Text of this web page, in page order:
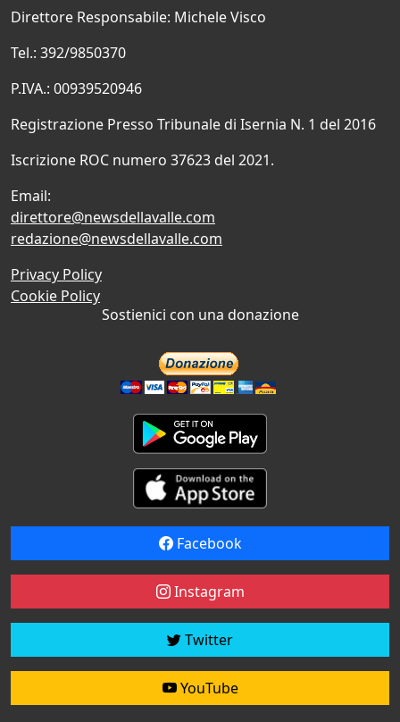
Direttore Responsabile: Michele Visco
Tel.: 392/9850370
P.IVA.: 00939520946
Registrazione Presso Tribunale di Isernia N. 1 del 2016
Iscrizione ROC numero 37623 del 2021.
Email:
direttore@newsdellavalle.com
redazione@newsdellavalle.com
Privacy Policy
Cookie Policy
Sostienici con una donazione
Facebook
Instagram
Twitter
YouTube